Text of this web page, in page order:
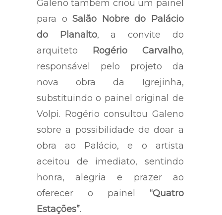
Galeno também criou um painel
para oSalão Nobre do Palácio
do Planalto, a convite do
arquiteto Rogério Carvalho,
responsável pelo projeto da
nova obra da Igrejinha,
substituindo o painel original de
Volpi. Rogério consultou Galeno
sobre a possibilidade de doar a
obra ao Palácio, e o artista
aceitou de imediato, sentindo
honra, alegria e prazer ao
oferecer o painel “Quatro
Estações”.